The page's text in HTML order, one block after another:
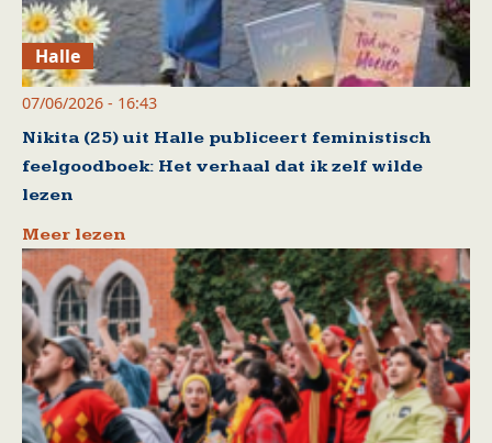
Halle
07/06/2026 - 16:43
Nikita (25) uit Halle publiceert feministisch
feelgoodboek: Het verhaal dat ik zelf wilde
lezen
Meer lezen